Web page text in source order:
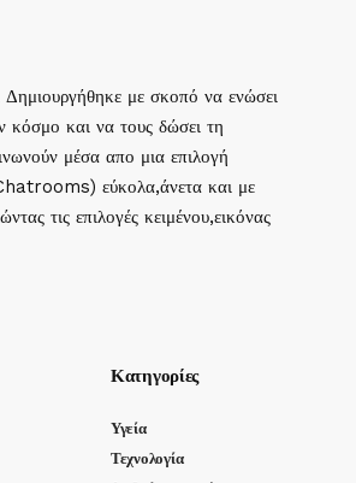
με σκοπό να ενώσει
κόσμο και να τους δώσει τη
μέσα απο μια επιλογή
εύκολα,άνετα και με
τις επιλογές κειμένου,εικόνας
Κατηγορίες
Υγεία
Τεχνολογία